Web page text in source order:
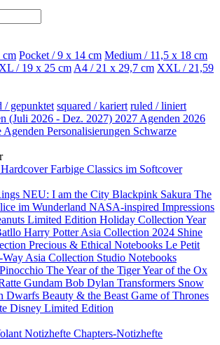
cm Pocket / 9 x 14 cm Medium / 11,5 x 18 cm
XL / 19 x 25 cm A4 / 21 x 29,7 cm XXL / 21,59
/ gepunktet squared / kariert ruled / liniert
(Juli 2026 - Dez. 2027) 2027 Agenden 2026
Agenden Personalisierungen Schwarze
Farbige Classics im Softcover
NEU: I am the City Blackpink Sakura The
im Wunderland NASA-inspired Impressions
Limited Edition Holiday Collection Year
Harry PotterAsia Collection 2024 Shine
Precious & Ethical Notebooks Le Petit
Asia Collection Studio Notebooks
Pinocchio The Year of the TigerYear of the Ox
Gundam Bob Dylan Transformers Snow
Dwarfs Beauty & the Beast Game of Thrones
Disney Limited Edition
Notizhefte Chapters-Notizhefte